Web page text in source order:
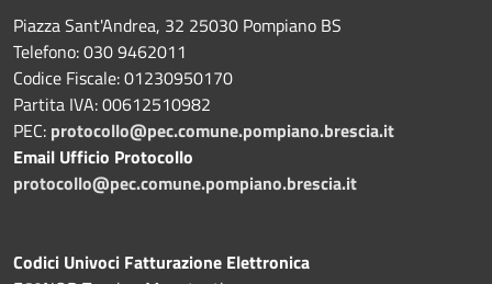
Piazza Sant'Andrea, 32 25030 Pompiano BS
Telefono: 030 9462011
Codice Fiscale: 01230950170
Partita IVA: 00612510982
PEC: protocollo@pec.comune.pompiano.brescia.it
Email Ufficio Protocollo
protocollo@pec.comune.pompiano.brescia.it
Codici Univoci Fatturazione Elettronica